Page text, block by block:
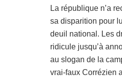
La république n’a
sa disparition pour
deuil national. Les
ridicule jusqu’à
au slogan de la
vrai-faux Corrézien